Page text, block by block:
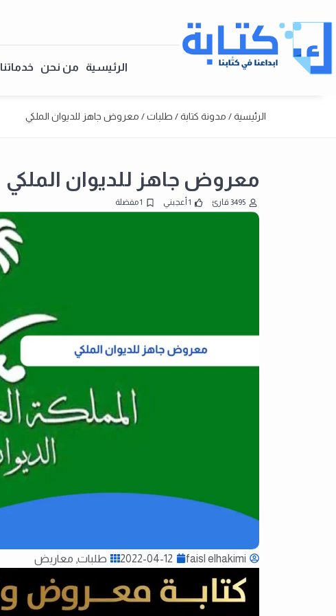
الرئيسية من نحن خدماتنا
الرئيسية/ مدونة كتابة/ طلبات/ معروض جاهز للديوان الملكي
معروض جاهز للديوان الملكي
3495 قارئ 1 أعجبني 1 مفضلة
faisl elhakimi
2022-04-12 طلبات, معاريض